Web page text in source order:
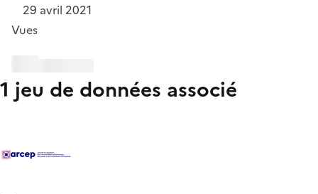
29 avril 2021
Vues
1 jeu de données associé